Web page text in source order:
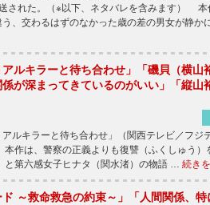
された。（※以下、ネタバレを含みます） 本
、交わるはずのなかった歳の差の男女が静か
アルキラーと待ち合わせ」「磯貝（横山
が深まってきているのがいい」「縦山
ルキラーと待ち合わせ」（関西テレビ／フジ
作は、警察の正義よりも復讐（ふくしゅう）
と第六感女子ヒナタ（関水渚）の物語 … 続き
ド ～救命救急の約束～」「人間関係、